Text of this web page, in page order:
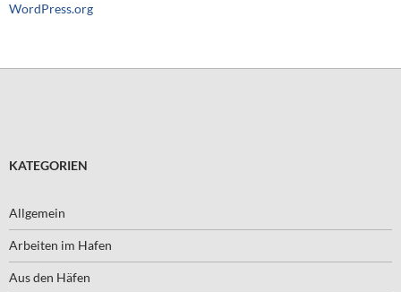
WordPress.org
KATEGORIEN
Allgemein
Arbeiten im Hafen
Aus den Häfen